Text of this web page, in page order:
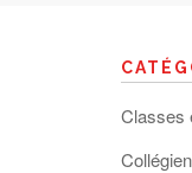
RECHERCHER
Classes